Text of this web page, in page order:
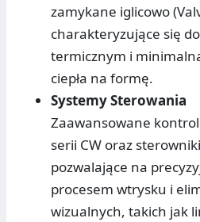
zamykane iglicowo
charakteryzujące się
termicznym i
ciepła na formę.
Systemy Sterowania
Zaawansowane
serii CW oraz
pozwalające na
procesem wtrysku i
wizualnych, takich jak